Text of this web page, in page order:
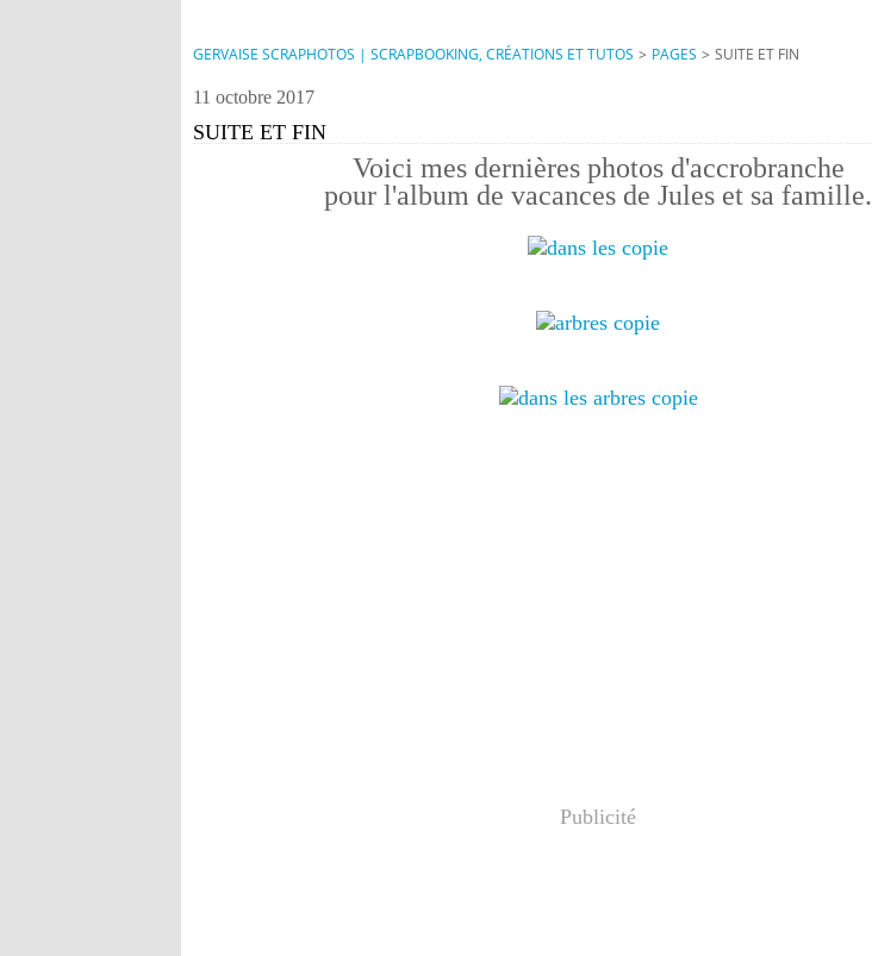
GERVAISE SCRAPHOTOS | SCRAPBOOKING, CRÉATIONS ET TUTOS > PAGES > SUITE ET FIN
11 octobre 2017
SUITE ET FIN
Voici mes dernières photos d'accrobranche
pour l'album de vacances de Jules et sa famille.
Publicité